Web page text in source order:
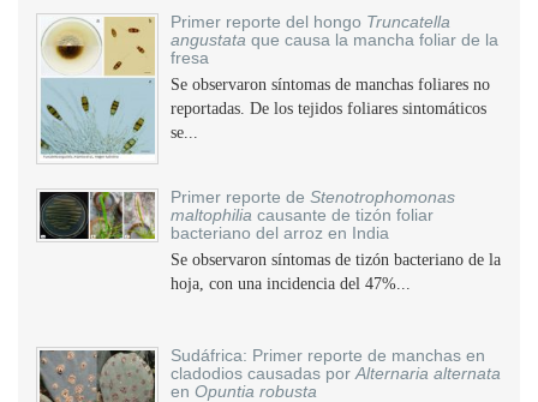
Primer reporte del hongo Truncatella
angustata que causa la mancha foliar de la
fresa
Se observaron síntomas de manchas foliares no
reportadas. De los tejidos foliares sintomáticos
se...
Primer reporte de Stenotrophomonas
maltophilia causante de tizón foliar
bacteriano del arroz en India
Se observaron síntomas de tizón bacteriano de la
hoja, con una incidencia del 47%...
Sudáfrica: Primer reporte de manchas en
cladodios causadas por Alternaria alternata
en Opuntia robusta